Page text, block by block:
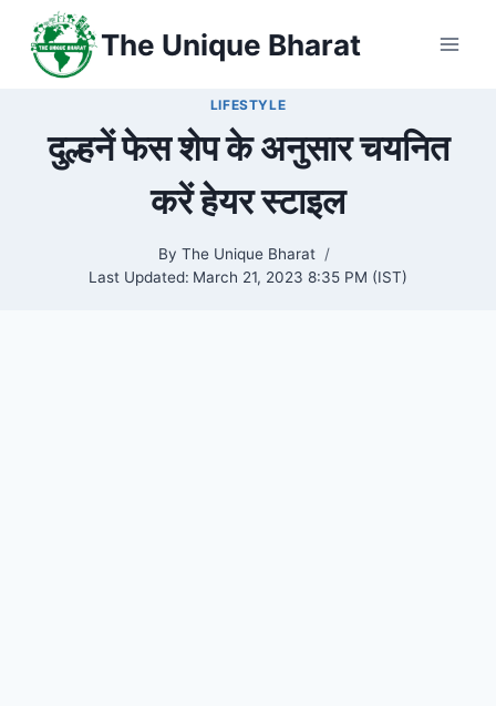
content
The Unique Bharat
LIFESTYLE
दुल्हनें फेस शेप के अनुसार चयनित
करें हेयर स्टाइल
By The Unique Bharat
Last Updated: March 21, 2023 8:35 PM (IST)